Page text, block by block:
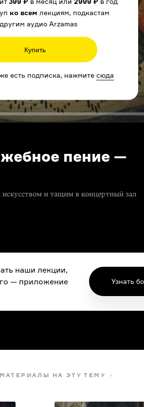
ко всем лекциям, подкастам
аудио Arzamas
Купить
есть подписка, нажмите сюда
пение —
и тащим в концертный зал
наши лекции,
— приложение
Узнать
НА ЭТУ ТЕМУ